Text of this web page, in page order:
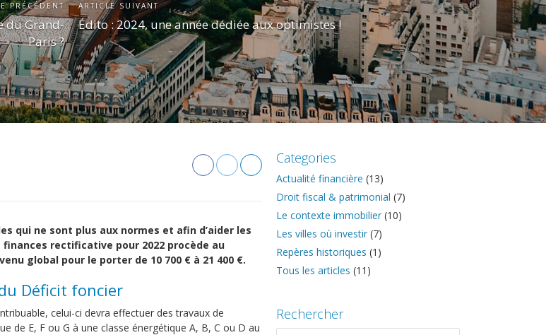
PRÉCÉDENT
du Grand-
Paris ?
ARTICLE SUIVANT
Édito : 2024, une année dédiée aux optimistes !
qui ne sont plus aux normes et afin d’aider les
rectificative pour 2022 procède au
global pour le porter de 10 700 € à 21 400 €.
Déficit foncier
celui-ci devra effectuer des travaux de
de E, F ou G à une classe énergétique A, B, C ou D au
Categories
Actualité financière (13)
Droit fiscal & patrimonial (7)
Le contexte immobilier (10)
Les villes où investir (7)
Repères historiques (1)
Tous les articles (11)
Rechercher